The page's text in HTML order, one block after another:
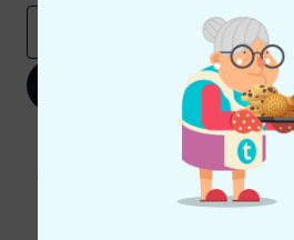
Jetzt
Mit Klick auf „Jetzt anmelden“ stimmen
Werbung und einer Messung des E-
Abmeldung ist jederzeit möglich. Weitere
unseren